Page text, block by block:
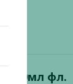
20мл фл.